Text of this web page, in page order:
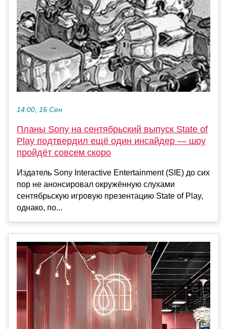
14:00, 16 Сен
Планы Sony на сентябрьский выпуск State of
Play подтвердил ещё один инсайдер — шоу
пройдёт совсем скоро
Издатель Sony Interactive Entertainment (SIE) до сих
пор не анонсировал окружённую слухами
сентябрьскую игровую презентацию State of Play,
однако, по...